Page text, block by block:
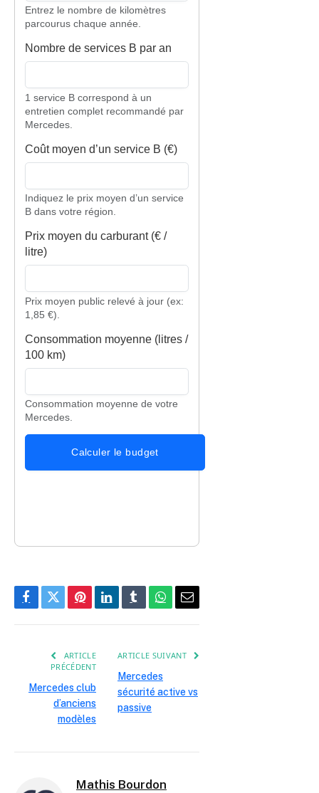
Entrez le nombre de kilomètres
parcourus chaque année.
Nombre de services B par an
1 service B correspond à un
entretien complet recommandé par
Mercedes.
Coût moyen d’un service B (€)
Indiquez le prix moyen d’un service
B dans votre région.
Prix moyen du carburant (€ /
litre)
Prix moyen public relevé à jour (ex:
1,85 €).
Consommation moyenne (litres /
100 km)
Consommation moyenne de votre
Mercedes.
Calculer le budget
Facebook
TwitterPinterestLinkedInTumblrWhatsApp
E-
ARTICLE
PRÉCÉDENT
Mercedes club
d’anciens
modèles
ARTICLE SUIVANT
Mercedes
sécurité active vs
passive
Mathis Bourdon